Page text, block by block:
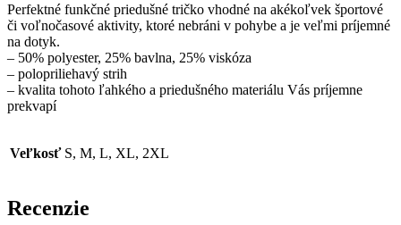
Perfektné funkčné priedušné tričko vhodné na akékoľvek športové
či voľnočasové aktivity, ktoré nebráni v pohybe a je veľmi príjemné
na dotyk.
– 50% polyester, 25% bavlna, 25% viskóza
– polopriliehavý strih
– kvalita tohoto ľahkého a priedušného materiálu Vás príjemne
prekvapí
Veľkosť S, M, L, XL, 2XL
Recenzie